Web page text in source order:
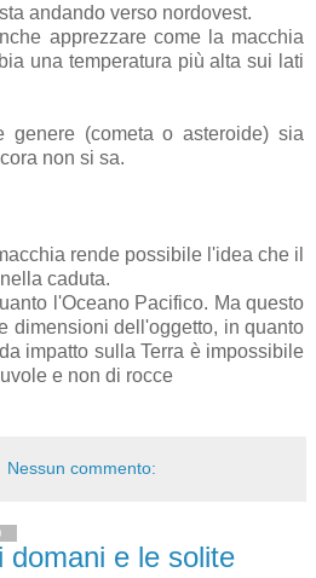
andando verso nordovest.
apprezzare come la macchia
una temperatura più alta sui lati
genere (cometa o asteroide) sia
non si sa.
rende possibile l'idea che il
caduta.
l'Oceano Pacifico. Ma questo
dimensioni dell'oggetto, in quanto
impatto sulla Terra è impossibile
e non di rocce
Nessun commento:
domani e le solite